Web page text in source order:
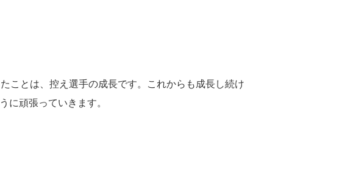
ことは、控え選手の成長です。これからも成長し続け
に頑張っていきます。